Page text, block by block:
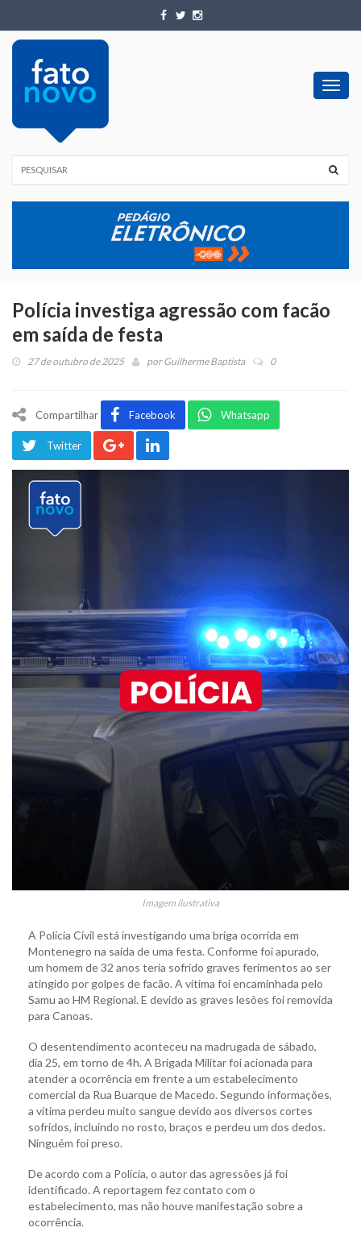
Polícia investiga agressão com facão
em saída de festa
27 de outubro de 2025 porGuilherme Baptista 0
Compartilhar Facebook Whatsapp
Twitter
Imagem ilustrativa
A Polícia Civil está investigando uma briga ocorrida em
Montenegro na saída de uma festa. Conforme foi apurado,
um homem de 32 anos teria sofrido graves ferimentos ao ser
atingido por golpes de facão. A vítima foi encaminhada pelo
Samu ao HM Regional. E devido as graves lesões foi removida
para Canoas.
O desentendimento aconteceu na madrugada de sábado,
dia 25, em torno de 4h. A Brigada Militar foi acionada para
atender a ocorrência em frente a um estabelecimento
comercial da Rua Buarque de Macedo. Segundo informações,
a vítima perdeu muito sangue devido aos diversos cortes
sofridos, incluindo no rosto, braços e perdeu um dos dedos.
Ninguém foi preso.
De acordo com a Polícia, o autor das agressões já foi
identificado. A reportagem fez contato com o
estabelecimento, mas não houve manifestação sobre a
ocorrência.